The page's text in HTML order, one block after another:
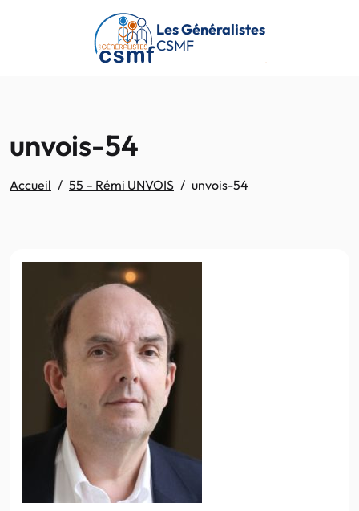
Passer au contenu principal
Les Généralistes
CSMF
unvois-54
Accueil 55 – Rémi UNVOIS unvois-54